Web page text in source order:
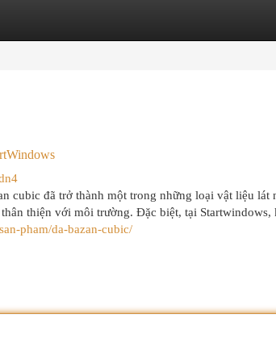
cubic đã trở thành một trong những loại vật liệu lát
thiện với môi trường. Đặc biệt, tại Startwindows,
pham/da-bazan-cubic/